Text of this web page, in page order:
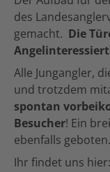
des
gemacht. Die
Alle Jungangler,
und trotzdem
spontan
Besucher! Ein
ebenfalls geboten.
Ihr findet uns hier: